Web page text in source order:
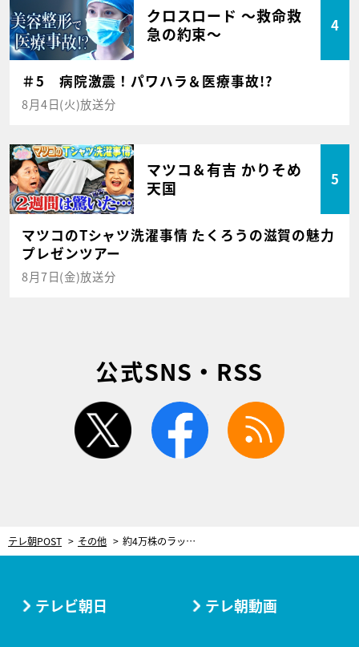
クロスロード ～救命救
急の約束～
4
＃5 病院激震！パワハラ＆医療事故!?
8月4日(火)放送分
マツコ＆有吉 かりそめ
天国
5
マツコのTシャツ洗濯事情 たくろうの滋賀の魅力
プレゼンツアー
8月7日(金)放送分
公式SNS・RSS
twitter facebook
テレ朝POST その他 約4万株のラッセルルピナス畑が色鮮やか！ 埼玉・滑川町「国営武蔵丘陵森林公園」
テレビ朝日 テレ朝動画